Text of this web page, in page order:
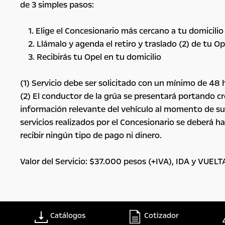
de 3 simples pasos:
1. Elige el Concesionario más cercano a tu domicilio
2. Llámalo y agenda el retiro y traslado (2) de tu
3. Recibirás tu Opel en tu domicilio
(1) Servicio debe ser solicitado con un mínimo de 48
(2) El conductor de la grúa se presentará portando
información relevante del vehículo al momento de
servicios realizados por el Concesionario se deberá
recibir ningún tipo de pago ni dinero.
Valor del Servicio: $37.000 pesos (+IVA), IDA y
Catálogos Cotizador